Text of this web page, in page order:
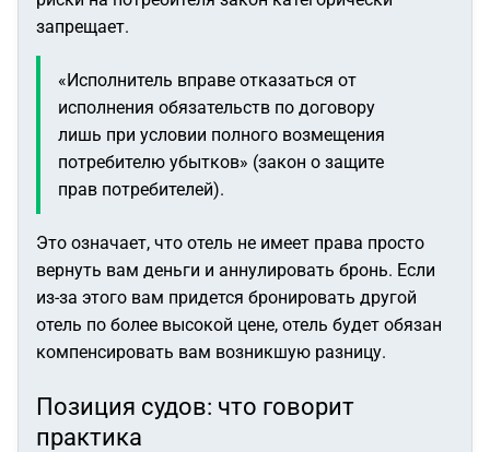
запрещает.
«Исполнитель вправе отказаться от
исполнения обязательств по договору
лишь при условии полного возмещения
потребителю убытков» (закон о защите
прав потребителей).
Это означает, что отель не имеет права просто
вернуть вам деньги и аннулировать бронь. Если
из-за этого вам придется бронировать другой
отель по более высокой цене, отель будет обязан
компенсировать вам возникшую разницу.
Позиция судов: что говорит
практика